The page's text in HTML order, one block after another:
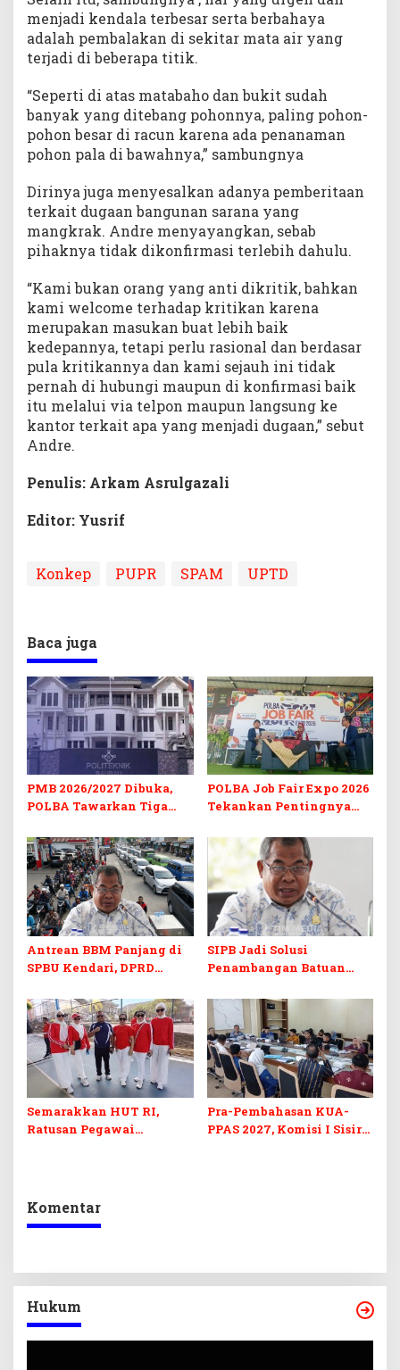
menjadi kendala terbesar serta berbahaya
adalah pembalakan di sekitar mata air yang
terjadi di beberapa titik.
“Seperti di atas matabaho dan bukit sudah
banyak yang ditebang pohonnya, paling pohon-
pohon besar di racun karena ada penanaman
pohon pala di bawahnya,” sambungnya
Dirinya juga menyesalkan adanya pemberitaan
terkait dugaan bangunan sarana yang
mangkrak. Andre menyayangkan, sebab
pihaknya tidak dikonfirmasi terlebih dahulu.
“Kami bukan orang yang anti dikritik, bahkan
kami welcome terhadap kritikan karena
merupakan masukan buat lebih baik
kedepannya, tetapi perlu rasional dan berdasar
pula kritikannya dan kami sejauh ini tidak
pernah di hubungi maupun di konfirmasi baik
itu melalui via telpon maupun langsung ke
kantor terkait apa yang menjadi dugaan,” sebut
Andre.
Penulis: Arkam Asrulgazali
Editor: Yusrif
Konkep PUPR SPAM UPTD
Baca juga
PMB 2026/2027 Dibuka,
POLBA Tawarkan Tiga
Kuliah Gratis
POLBA Job Fair Expo 2026
Tekankan Pentingnya
Digital
Antrean BBM Panjang di
SPBU Kendari, DPRD
Barcode Curang
SIPB Jadi Solusi
Penambangan Batuan
di Sultra
Semarakkan HUT RI,
Ratusan Pegawai
Pra-Pembahasan KUA-
PPAS 2027, Komisi I Sisir
Komentar
Hukum